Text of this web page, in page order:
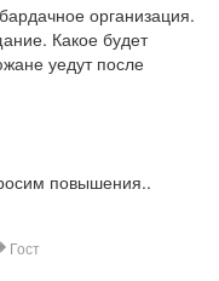
организация.
Какое будет
уедут после
повышения..
Гост